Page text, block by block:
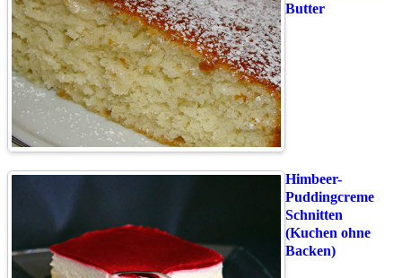
Butter
Himbeer-
Puddingcreme
Schnitten
(Kuchen ohne
Backen)